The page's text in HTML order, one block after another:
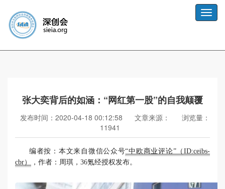
Toggle
张大奕背后的如涵：“网红第一股”的自我颠覆
发布时间：2020-04-18 00:12:58 文章来源：
浏览量：
11941
编者按：本文来自微信公众号“中欧商业评论”（ID:ceibs-
cbr）
，作者：周琪，36氪经授权发布。